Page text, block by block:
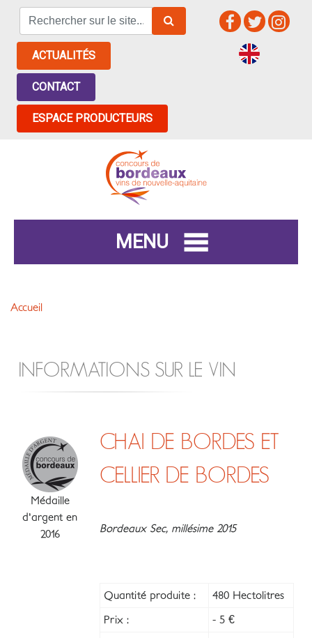
ACTUALITÉS
CONTACT
ESPACE PRODUCTEURS
MENU
Accueil
INFORMATIONS SUR LE VIN
Médaille
d'argent en
2016
CHAI DE BORDES ET
CELLIER DE BORDES
Bordeaux Sec, millésime 2015
Quantité produite : 480 Hectolitres
Prix : - 5 €